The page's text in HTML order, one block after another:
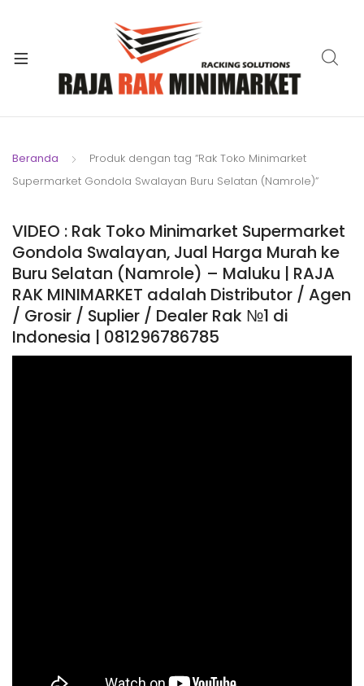
Beranda
Produk dengan tag “Rak Toko Minimarket
Supermarket Gondola Swalayan Buru Selatan (Namrole)”
VIDEO : Rak Toko Minimarket Supermarket
Gondola Swalayan, Jual Harga Murah ke
Buru Selatan (Namrole) – Maluku | RAJA
RAK MINIMARKET adalah Distributor / Agen
/ Grosir / Suplier / Dealer Rak №1 di
Indonesia | 081296786785